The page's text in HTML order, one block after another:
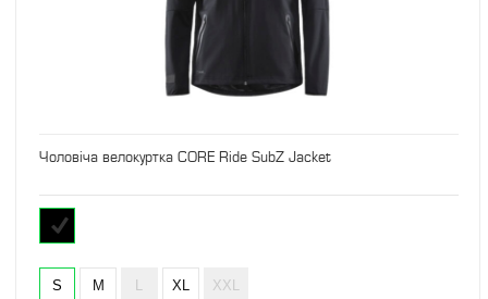
Чоловіча велокуртка CORE Ride SubZ Jacket
S M L XL XXL